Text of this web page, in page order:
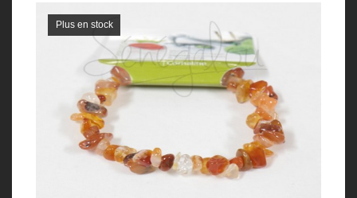
Plus en stock